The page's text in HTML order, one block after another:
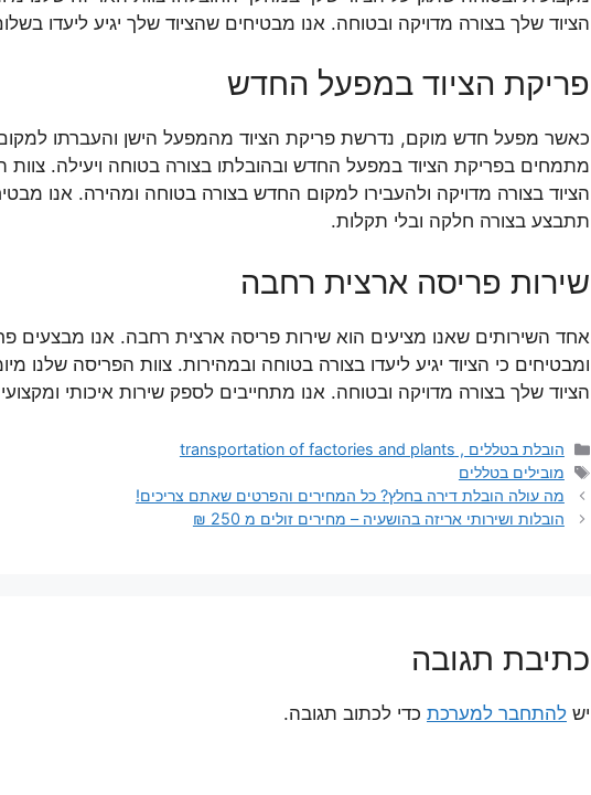
הציוד שלך בצורה מדויקה ובטוחה. אנו מבטיחים שהציוד שלך יגיע ליעדו
פריקת הציוד במפעל החדש
כאשר מפעל חדש מוקם, נדרשת פריקת הציוד מהמפעל הישן והעברתו
מתמחים בפריקת הציוד במפעל החדש ובהובלתו בצורה בטוחה ויעילה.
הציוד בצורה מדויקה ולהעבירו למקום החדש בצורה בטוחה ומהירה. אנו
תתבצע בצורה חלקה ובלי תקלות.
שירות פריסה ארצית רחבה
אחד השירותים שאנו מציעים הוא שירות פריסה ארצית רחבה. אנו מבצעים
ומבטיחים כי הציוד יגיע ליעדו בצורה בטוחה ובמהירות. צוות הפריסה שלנו
הציוד שלך בצורה מדויקה ובטוחה. אנו מתחייבים לספק שירות איכותי
קטגוריות
הובלת בטללים , transportation of factories and plants
תגיות
מובילים בטללים
מה עולה הובלת דירה בחלץ? כל המחירים והפרטים שאתם צריכים!
הובלות ושירותי אריזה בהושעיה – מחירים זולים מ 250 ₪
כתיבת תגובה
יש להתחבר למערכת כדי לכתוב תגובה.